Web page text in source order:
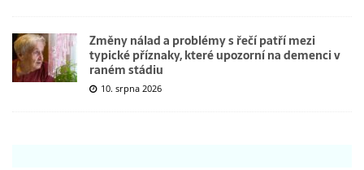
Změny nálad a problémy s řečí patří mezi
typické příznaky, které upozorní na demenci v
raném stádiu
10. srpna 2026